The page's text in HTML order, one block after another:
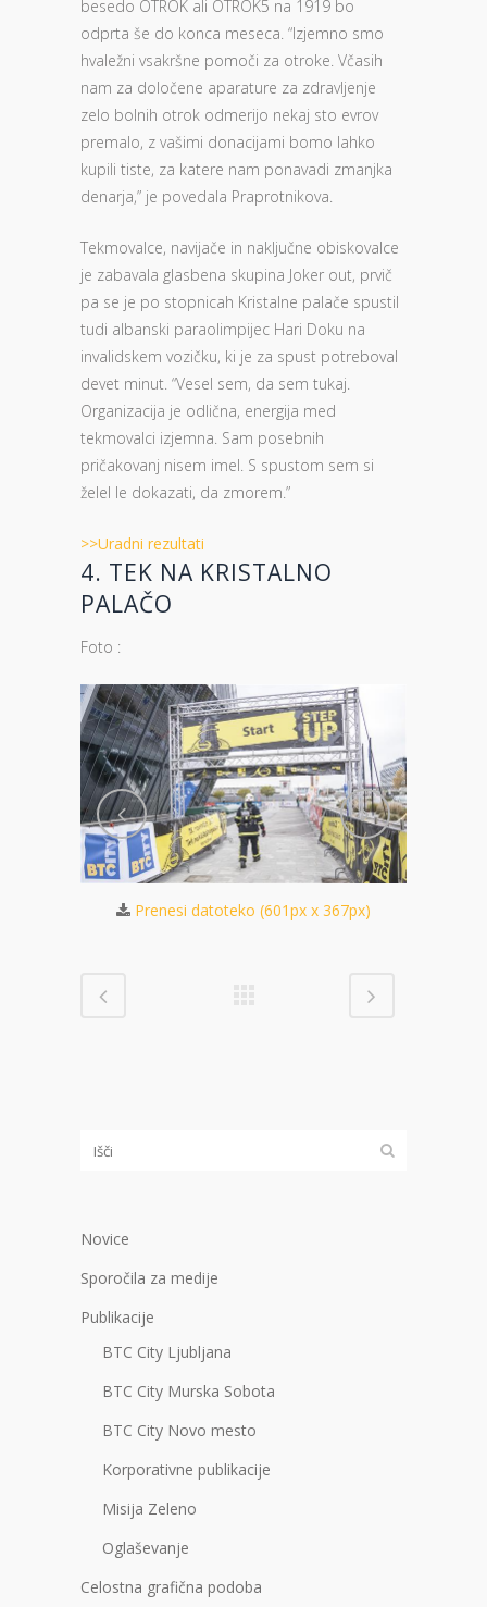
besedo OTROK ali OTROK5 na 1919 bo
odprta še do konca meseca. “Izjemno smo
hvaležni vsakršne pomoči za otroke. Včasih
nam za določene aparature za zdravljenje
zelo bolnih otrok odmerijo nekaj sto evrov
premalo, z vašimi donacijami bomo lahko
kupili tiste, za katere nam ponavadi zmanjka
denarja,” je povedala Praprotnikova.
Tekmovalce, navijače in naključne obiskovalce
je zabavala glasbena skupina Joker out, prvič
pa se je po stopnicah Kristalne palače spustil
tudi albanski paraolimpijec Hari Doku na
invalidskem vozičku, ki je za spust potreboval
devet minut. “Vesel sem, da sem tukaj.
Organizacija je odlična, energija med
tekmovalci izjemna. Sam posebnih
pričakovanj nisem imel. S spustom sem si
želel le dokazati, da zmorem.”
>>Uradni rezultati
4. TEK NA KRISTALNO
PALAČO
Foto :
Prenesi datoteko (601px x 367px)
Novice
Sporočila za medije
Publikacije
BTC City Ljubljana
BTC City Murska Sobota
BTC City Novo mesto
Korporativne publikacije
Misija Zeleno
Oglaševanje
Celostna grafična podoba